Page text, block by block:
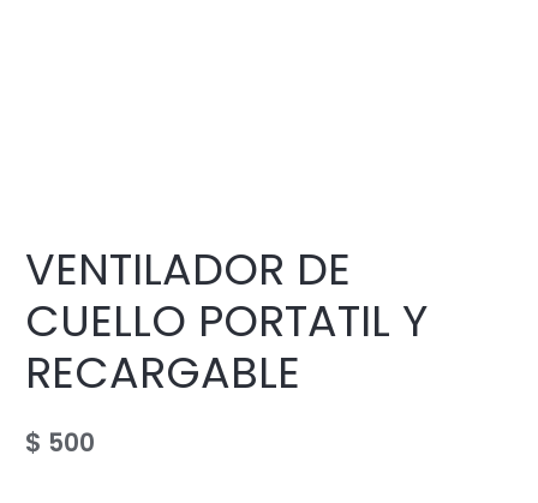
VENTILADOR DE
CUELLO PORTATIL Y
RECARGABLE
$ 500